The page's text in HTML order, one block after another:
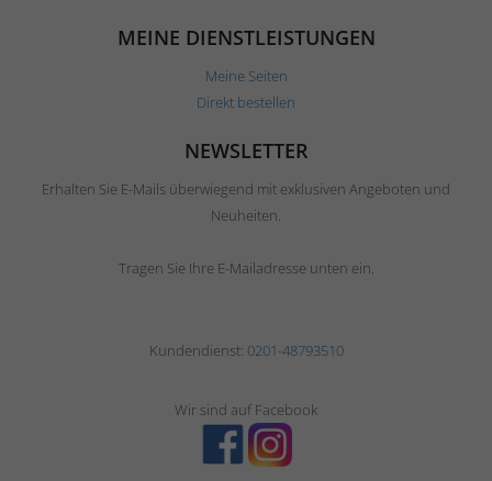
MEINE DIENSTLEISTUNGEN
Meine Seiten
Direkt bestellen
NEWSLETTER
Erhalten Sie E-Mails überwiegend mit exklusiven Angeboten und
Neuheiten.
Tragen Sie Ihre E-Mailadresse unten ein.
Kundendienst: 0201-48793510
Wir sind auf Facebook